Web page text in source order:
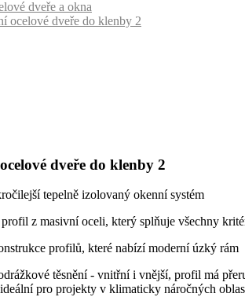
dveře a okna
ocelové dveře do klenby 2
dveře do klenby 2
tepelně izolovaný okenní systém
z masivní oceli, který splňuje všechny
profilů, které nabízí moderní úzký rám
těsnění - vnitřní i vnější, profil má
pro projekty v klimaticky náročných